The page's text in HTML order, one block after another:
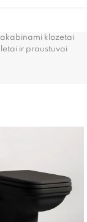
klozetai
ir praustuvai